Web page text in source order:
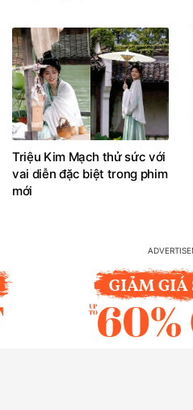
Triệu Kim Mạch thử sức với
vai diễn đặc biệt trong phim
mới